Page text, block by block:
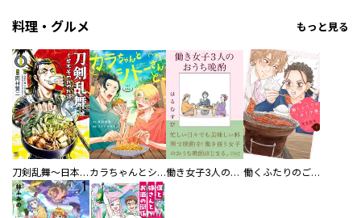
料理・グルメ もっと見る
刀剣乱舞～日本号つれづれ酒～ カラちゃんとシトーさんと、 【分冊版】 働き女子3人のおうち晩酌 働くふたりのごほうび飯